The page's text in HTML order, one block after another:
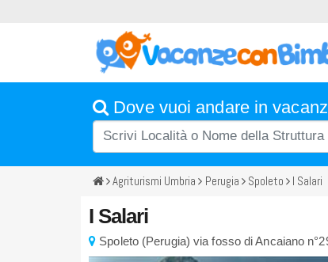
Dove vuoi andare in
Agriturismi Umbria Perugia Spoleto I Salari
I Salari
Spoleto(Perugia) via fosso di Ancaiano